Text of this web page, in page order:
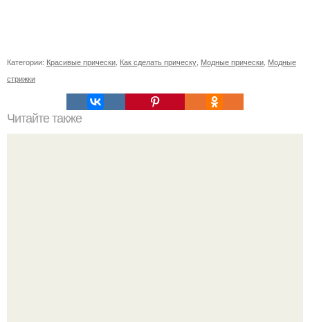
Категории: Красивые прически, Как сделать прическу, Модные прически, Модные
стрижки
Читайте также